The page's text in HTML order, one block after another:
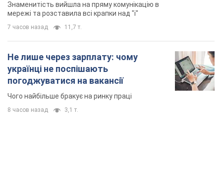
Знаменитість вийшла на пряму комунікацію в
мережі та розставила всі крапки над "і"
7 часов назад 11,7 т.
Не лише через зарплату: чому
українці не поспішають
погоджуватися на вакансії
Чого найбільше бракує на ринку праці
8 часов назад 3,1 т.